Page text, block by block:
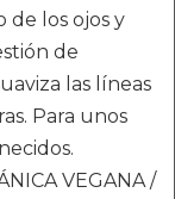
los ojos y
de
las líneas
Para unos
VEGANA /